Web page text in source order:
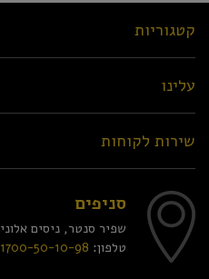
קטגוריות
עלינו
שירות לקוחות
סניפים
שפיר סנטר, ניסים אלוני 2, ראש העין
טלפון: 1700-50-10-98